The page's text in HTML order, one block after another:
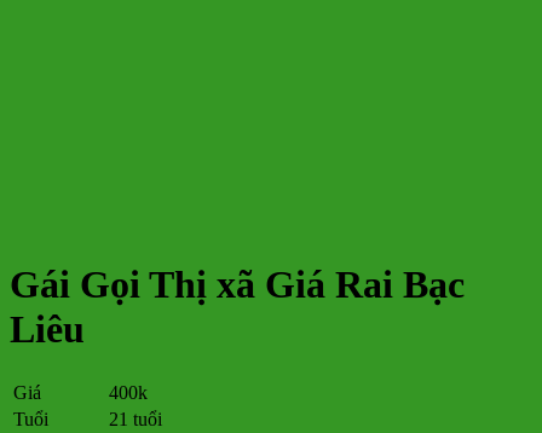
Gái Gọi Thị xã Giá Rai Bạc
Liêu
Giá
400k
Tuổi
21 tuổi